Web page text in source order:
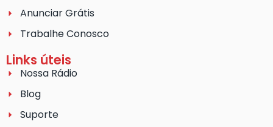
Anunciar Grátis
Trabalhe Conosco
Links úteis
Nossa Rádio
Blog
Suporte